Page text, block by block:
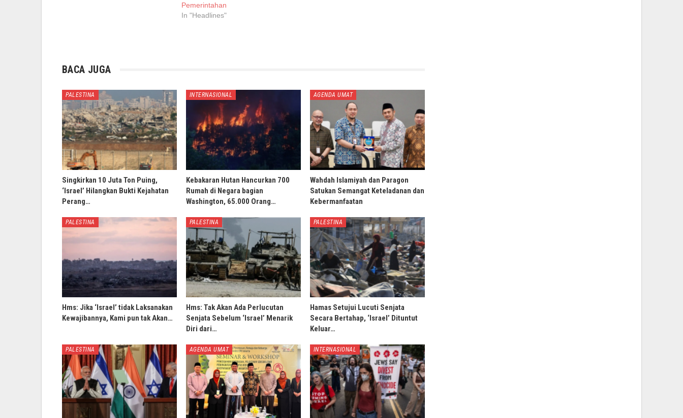
Pemerintahan
In "Headlines"
BACA JUGA
PALESTINA
Singkirkan 10 Juta Ton Puing,
‘Israel’ Hilangkan Bukti Kejahatan
Perang…
INTERNASIONAL
Kebakaran Hutan Hancurkan 700
Rumah di Negara bagian
Washington, 65.000 Orang…
AGENDA UMAT
Wahdah Islamiyah dan Paragon
Satukan Semangat Keteladanan dan
Kebermanfaatan
PALESTINA
Hms: Jika ‘Israel’ tidak Laksanakan
Kewajibannya, Kami pun tak Akan…
PALESTINA
Hms: Tak Akan Ada Perlucutan
Senjata Sebelum ‘Israel’ Menarik
Diri dari…
PALESTINA
Hamas Setujui Lucuti Senjata
Secara Bertahap, ‘Israel’ Dituntut
Keluar…
PALESTINA AGENDA UMAT INTERNASIONAL